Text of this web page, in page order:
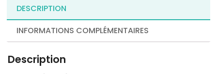
DESCRIPTION
INFORMATIONS COMPLÉMENTAIRES
Description